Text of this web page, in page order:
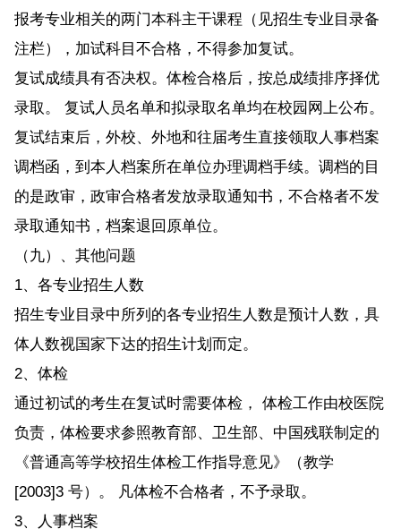
报考专业相关的两门本科主干课程（见招生专业目录备
注栏），加试科目不合格，不得参加复试。
复试成绩具有否决权。体检合格后，按总成绩排序择优
录取。 复试人员名单和拟录取名单均在校园网上公布。
复试结束后，外校、外地和往届考生直接领取人事档案
调档函，到本人档案所在单位办理调档手续。调档的目
的是政审，政审合格者发放录取通知书，不合格者不发
录取通知书，档案退回原单位。
（九）、其他问题
1、各专业招生人数
招生专业目录中所列的各专业招生人数是预计人数，具
体人数视国家下达的招生计划而定。
2、体检
通过初试的考生在复试时需要体检， 体检工作由校医院
负责，体检要求参照教育部、卫生部、中国残联制定的
《普通高等学校招生体检工作指导意见》（教学
[2003]3 号）。 凡体检不合格者，不予录取。
3、人事档案